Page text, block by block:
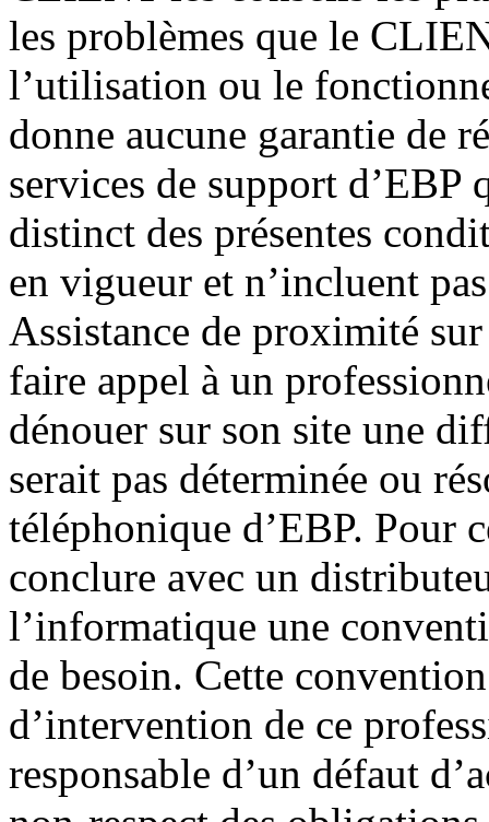
les problèmes que le
l’utilisation ou le
donne aucune garantie de
services de support
distinct des présentes
en vigueur et n’incluent
Assistance de proximité
faire appel à un
dénouer sur son site une
serait pas déterminée ou
téléphonique d’EBP. Pour
conclure avec un
l’informatique une
de besoin. Cette
d’intervention de ce
responsable d’un défaut